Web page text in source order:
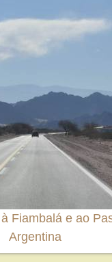
Fiambalá e ao
Argentina